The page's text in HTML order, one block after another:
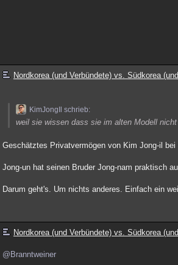
Nordkorea (und Verbündete) vs. Südkorea
KimJongIl schrieb:
weil sie wissen dass sie im alten Modell
Geschätztes Privatvermögen von Kim Jong-il
Jong-un hat seinen Bruder Jong-nam praktisch
Darum geht's. Um nichts anderes. Einfach ein
Nordkorea (und Verbündete) vs. Südkorea
@Branntweiner